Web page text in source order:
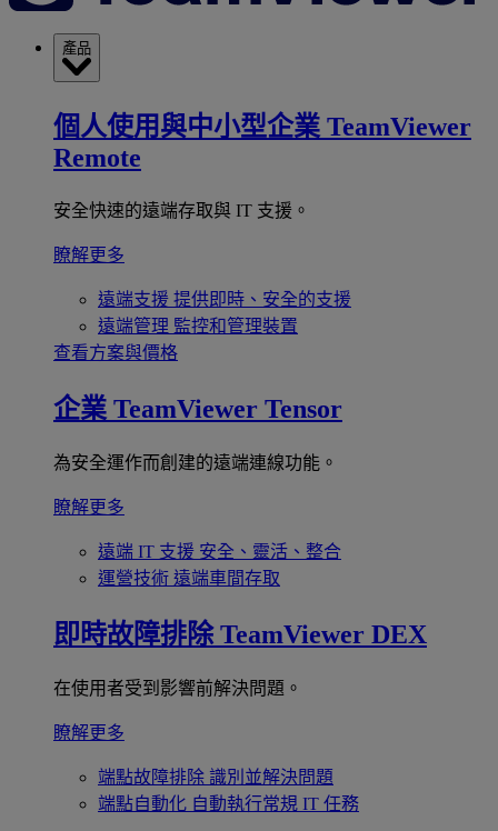
產品
個人使用與中小型企業 TeamViewer
Remote
安全快速的遠端存取與 IT 支援。
瞭解更多
遠端支援 提供即時、安全的支援
遠端管理 監控和管理裝置
查看方案與價格
企業 TeamViewer Tensor
為安全運作而創建的遠端連線功能。
瞭解更多
遠端 IT 支援 安全、靈活、整合
運營技術 遠端車間存取
即時故障排除 TeamViewer DEX
在使用者受到影響前解決問題。
瞭解更多
端點故障排除 識別並解決問題
端點自動化 自動執行常規 IT 任務